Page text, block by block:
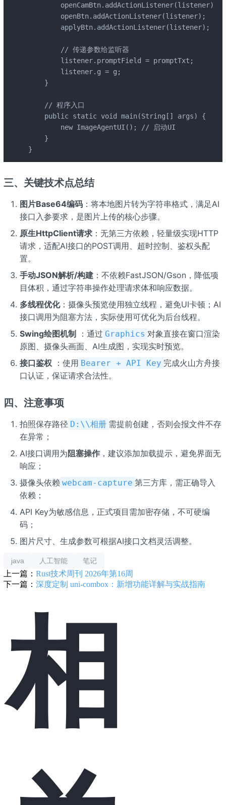
        openCamBtn.addActionListener(listener);
        openBtn.addActionListener(listener);
        applyBtn.addActionListener(listener);
        // 传递参数给监听器
        listener.promptField = promptTxt;
        listener.g = g;
    }
    // 程序入口
    public static void main(String[] args) {
        new ImageAgentUI(); // 启动UI
    }
}
三、关键技术点总结
图片Base64编码：将本地图片转为字符串格式，满足AI
接口入参要求，是图片上传的核心步骤。
原生HttpClient请求：无第三方依赖，轻量级实现HTTP
请求，适配AI接口的POST调用、超时控制、鉴权头配
置。
手动JSON解析/构建：不依赖FastJSON/Gson，降低项
目体积，通过字符串操作处理请求体和响应数据。
多线程优化：摄像头预览使用独立线程，避免UI卡顿；AI
接口调用为阻塞方法，实际使用可优化为后台线程。
Swing绘图机制
：通过 Graphics 对象直接在窗口渲染
原图、摄像头画面、AI生成图，实现实时预览。
接口鉴权：使用 Bearer + API Key 完成火山方舟接
口认证，保证请求合法性。
四、注意事项
拍照保存路径 D:\\相册 需提前创建，否则会报文件不存
在异常；
AI接口调用为阻塞操作，建议添加加载提示，避免界面无
响应；
摄像头依赖 webcam-capture 第三方库，需正确导入
依赖；
API Key为敏感信息，正式项目需加密存储，不可硬编
码；
图片尺寸、生成参数可根据AI接口文档灵活调整。
java 人工智能 笔记
上一篇： Rust技术周刊 2026年第16周
下一篇： 深度定制 uni-combox：新增功能详解与实战指南
相